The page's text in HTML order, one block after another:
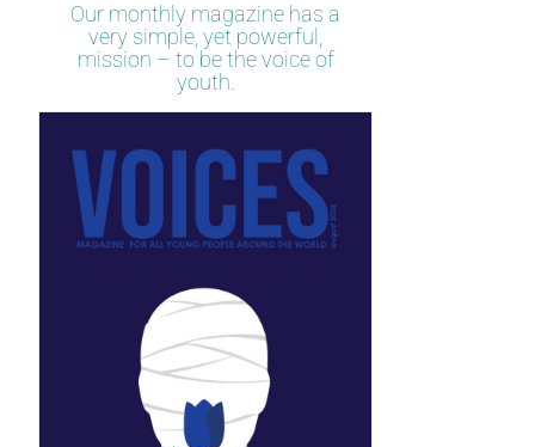
Our monthly magazine has a
very simple, yet powerful,
mission – to be the voice of
youth.